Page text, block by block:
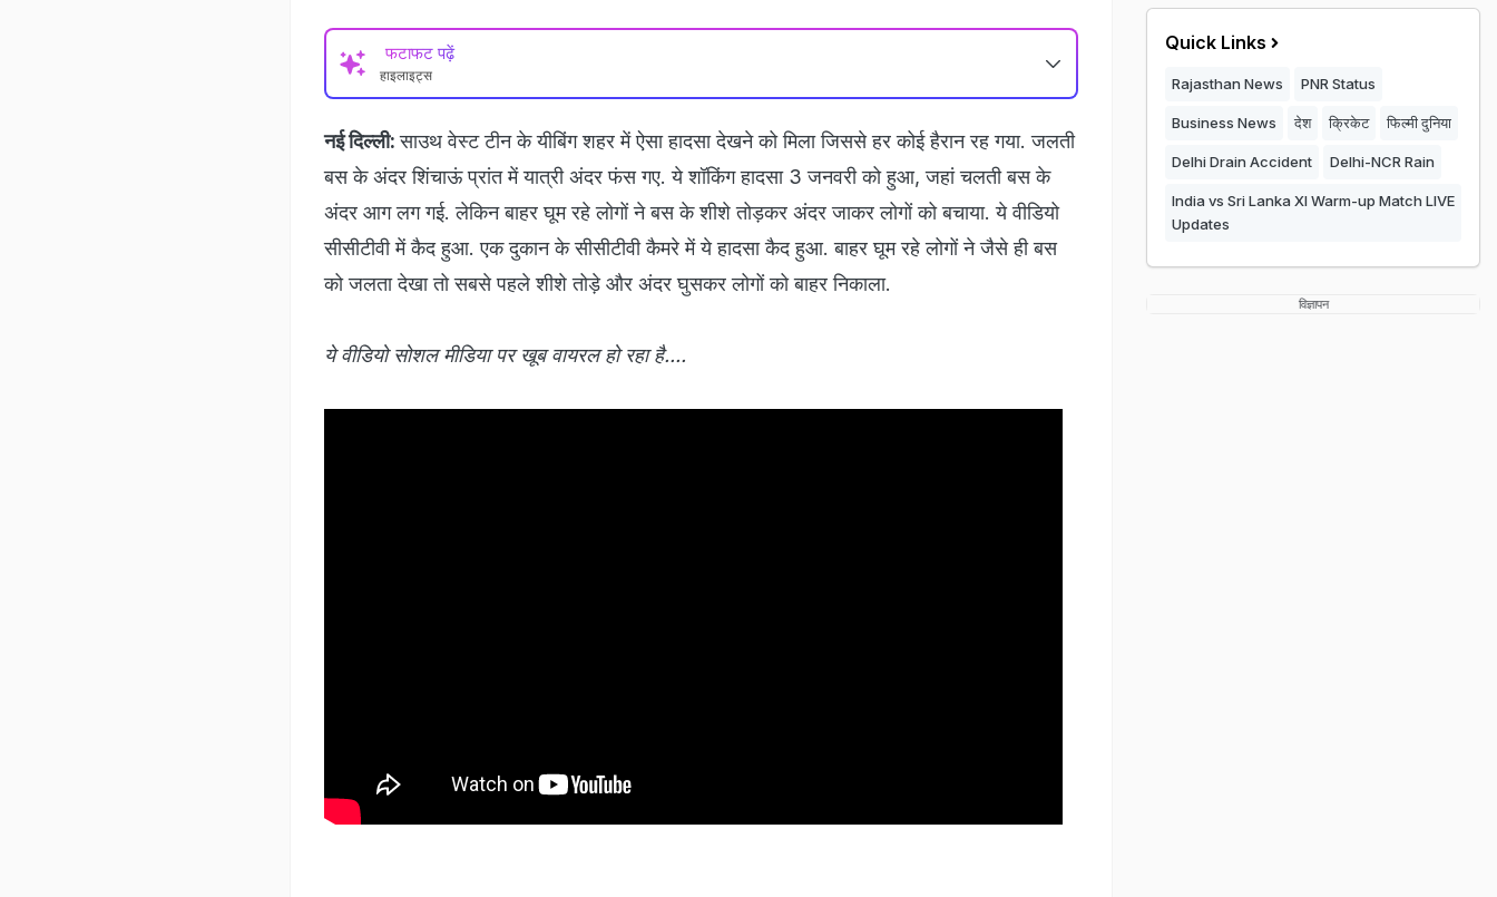
फटाफट पढ़ें
हाइलाइट्स
नई दिल्ली: साउथ वेस्ट टीन के यीबिंग शहर में ऐसा हादसा देखने को मिला जिससे हर कोई हैरान रह गया. जलती
बस के अंदर शिंचाऊं प्रांत में यात्री अंदर फंस गए. ये शॉकिंग हादसा 3 जनवरी को हुआ, जहां चलती बस के
अंदर आग लग गई. लेकिन बाहर घूम रहे लोगों ने बस के शीशे तोड़कर अंदर जाकर लोगों को बचाया. ये वीडियो
सीसीटीवी में कैद हुआ. एक दुकान के सीसीटीवी कैमरे में ये हादसा कैद हुआ. बाहर घूम रहे लोगों ने जैसे ही बस
को जलता देखा तो सबसे पहले शीशे तोड़े और अंदर घुसकर लोगों को बाहर निकाला.
ये वीडियो सोशल मीडिया पर खूब वायरल हो रहा है....
Quick Links
Rajasthan News PNR Status
Business News देश क्रिकेट फिल्मी दुनिया
Delhi Drain Accident Delhi-NCR Rain
India vs Sri Lanka XI Warm-up Match LIVE
Updates
विज्ञापन